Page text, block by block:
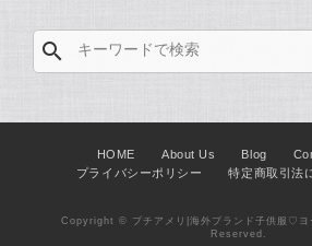
search
HOME About Us Blog
プライバシーポリシー
特定商取引法
Copyright © プチアメリ|海外ブランド子供服♡
Reserved.